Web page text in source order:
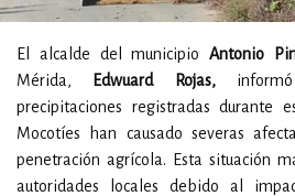
El alcalde del municipio Antonio
Mérida,
Edwuard Rojas,informó
precipitaciones registradas durante
Mocotíes han causado severas
penetración agrícola. Esta situación
autoridades locales debido al